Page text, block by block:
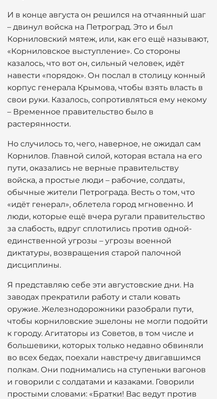
И в конце августа он решился на отчаянный шаг
– двинул войска на Петроград. Это и был
Корниловский мятеж, или, как его ещё называют,
«Корниловское выступление». Со стороны
казалось, что вот он, сильный человек, идёт
навести «порядок». Он послал в столицу конный
корпус генерала Крымова, чтобы взять власть в
свои руки. Казалось, сопротивляться ему некому
– Временное правительство было в
растерянности.
Но случилось то, чего, наверное, не ожидал сам
Корнилов. Главной силой, которая встала на его
пути, оказались не верные правительству
войска, а простые люди – рабочие, солдаты,
обычные жители Петрограда. Весть о том, что
«идёт генерал», облетела город мгновенно. И
люди, которые ещё вчера ругали правительство
за слабость, вдруг сплотились против одной-
единственной угрозы – угрозы военной
диктатуры, возвращения старой палочной
дисциплины.
Я представляю себе эти августовские дни. На
заводах прекратили работу и стали ковать
оружие. Железнодорожники разобрали пути,
чтобы корниловские эшелоны не могли подойти
к городу. Агитаторы из Советов, в том числе и
большевики, которых только недавно обвиняли
во всех бедах, поехали навстречу двигавшимся
полкам. Они поднимались на ступеньки вагонов
и говорили с солдатами и казаками. Говорили
простыми словами: «Братки! Вас ведут против